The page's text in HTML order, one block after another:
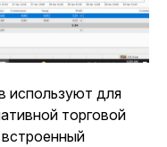
используют для
торговой